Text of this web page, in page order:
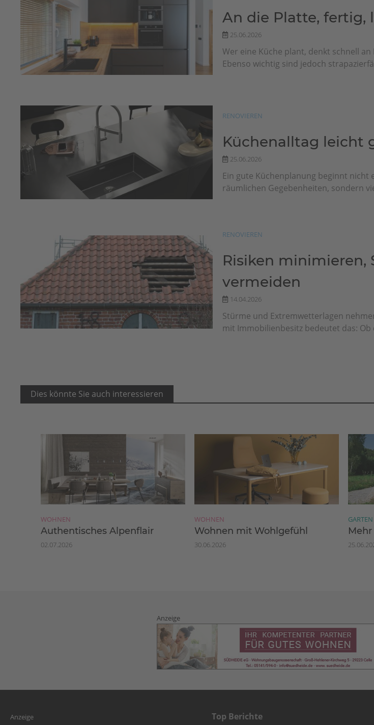
An die Platte, fertig,
25.06.2026
Wer eine Küche plant, denkt schnell
Ebenso wichtig sind jedoch
RENOVIEREN
Küchenalltag leicht
25.06.2026
Ein gute Küchenplanung beginnt
räumlichen Gegebenheiten, sondern
RENOVIEREN
Risiken minimieren,
vermeiden
14.04.2026
Stürme und Extremwetterlagen
mit Immobilienbesitz bedeutet das: Ob
Dies könnte Sie auch interessieren
WOHNEN
Authentisches Alpenflair
02.07.2026
WOHNEN
Wohnen mit Wohlgefühl
30.06.2026
GARTEN
Anzeige
Anzeige Top Berichte